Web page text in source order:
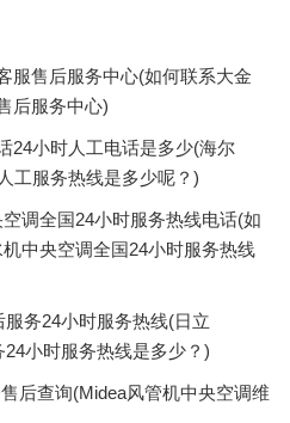
服售后服务中心(如何联系大金
后服务中心)
24小时人工电话是多少(海尔
工服务热线是多少呢？)
调全国24小时服务热线电话(如
中央空调全国24小时服务热线
务24小时服务热线(日立
小时服务热线是多少？)
后查询(Midea风管机中央空调维